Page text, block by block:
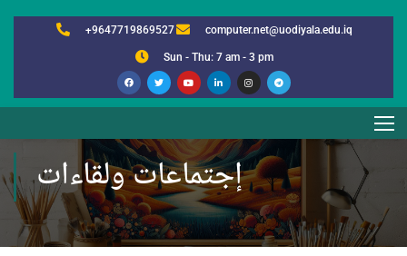
+9647719869527 computer.net@uodiyala.edu.iq
Sun - Thu: 7 am - 3 pm
إجتماعات ولقاءات